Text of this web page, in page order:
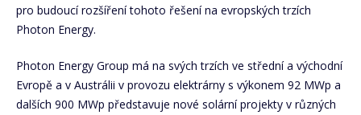
pro budoucí rozšíření tohoto řešení na evropských trzích
Photon Energy.
Photon Energy Group má na svých trzích ve střední a východní
Evropě a v Austrálii v provozu elektrárny s výkonem 92 MWp a
dalších 900 MWp představuje nové solární projekty v různých